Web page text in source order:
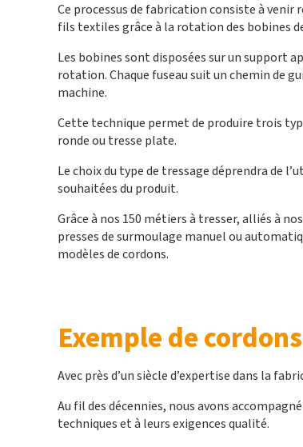
Ce processus de fabrication consiste à venir
fils textiles grâce à la rotation des bobines
Les bobines sont disposées sur un support
rotation. Chaque fuseau suit un chemin de
machine.
Cette technique permet de produire trois
ronde ou tresse plate.
Le choix du type de tressage déprendra de
souhaitées du produit.
Grâce à nos 150 métiers à tresser, alliés à
presses de surmoulage manuel ou
modèles de cordons.
Exemple de
Avec près d’un siècle d’expertise dans la
Au fil des décennies, nous avons
techniques et à leurs exigences qualité.